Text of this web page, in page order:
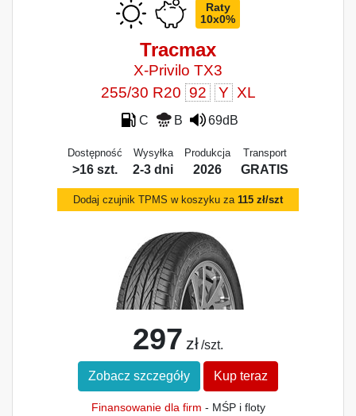
Raty
10x0%
Tracmax
X-Privilo TX3
255/30 R20 92 Y XL
C B 69dB
Dostępność
>16 szt.
Wysyłka
2-3 dni
Produkcja
2026
Transport
GRATIS
Dodaj czujnik TPMS w koszyku za 115 zł/szt
297 zł /szt.
Zobacz szczegóły Kup teraz
Finansowanie dla firm - MŚP i floty